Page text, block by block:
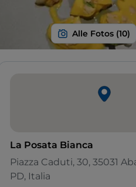
La Posata Bianca
Piazza Caduti, 30, 35031
PD, Italia